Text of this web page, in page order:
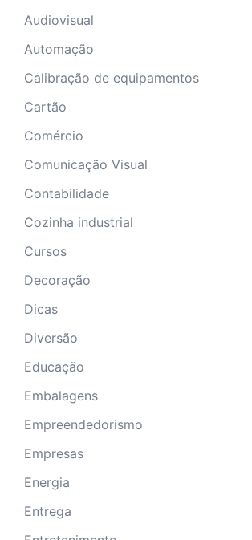
Audiovisual
Automação
Calibração de equipamentos
Cartão
Comércio
Comunicação Visual
Contabilidade
Cozinha industrial
Cursos
Decoração
Dicas
Diversão
Educação
Embalagens
Empreendedorismo
Empresas
Energia
Entrega